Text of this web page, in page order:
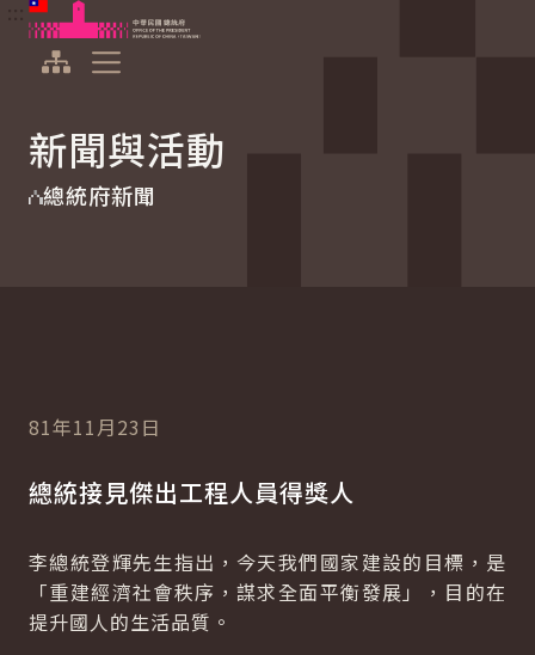
跳到主要內容
中華民國總統府
新聞與活動
總統府新聞
81年11月23日
總統接見傑出工程人員得獎人
李總統登輝先生指出，今天我們國家建設的目標，是
「重建經濟社會秩序，謀求全面平衡發展」，目的在
提升國人的生活品質。